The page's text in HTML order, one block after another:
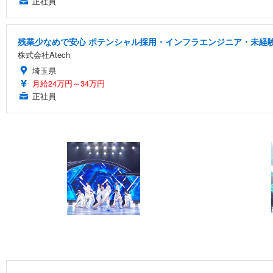
残業少なめで安心 ポテンシャル採用・インフラエンジニア・未経
株式会社Atech
埼玉県
月給24万円～34万円
正社員